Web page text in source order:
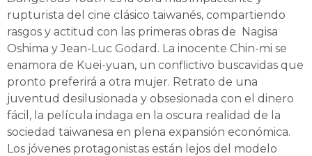
rupturista del cine clásico taiwanés, compartiendo
rasgos y actitud con las primeras obras de Nagisa
Oshima y Jean-Luc Godard. La inocente Chin-mi se
enamora de Kuei-yuan, un conflictivo buscavidas que
pronto preferirá a otra mujer. Retrato de una
juventud desilusionada y obsesionada con el dinero
fácil, la película indaga en la oscura realidad de la
sociedad taiwanesa en plena expansión económica.
Los jóvenes protagonistas están lejos del modelo